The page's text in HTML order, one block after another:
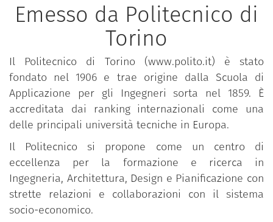
Emesso da Politecnico di
Torino
Il Politecnico di Torino (www.polito.it) è stato
fondato nel 1906 e trae origine dalla Scuola di
Applicazione per gli Ingegneri sorta nel 1859. È
accreditata dai ranking internazionali come una
delle principali università tecniche in Europa.
Il Politecnico si propone come un centro di
eccellenza per la formazione e ricerca in
Ingegneria, Architettura, Design e Pianificazione con
strette relazioni e collaborazioni con il sistema
socio-economico.